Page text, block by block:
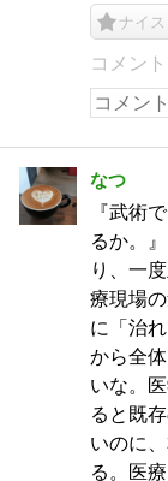
ナイス
コメン
なつ
『武術
るか。
り、一
療現場
に「治
から全
いな。
ると既
いのに
る。医